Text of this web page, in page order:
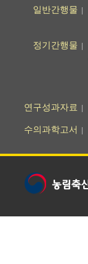
일반간행물
정기간행물
연구성과자료
수의과학고서